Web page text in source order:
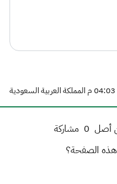
أصل 0 مشاركة
الصفحة؟